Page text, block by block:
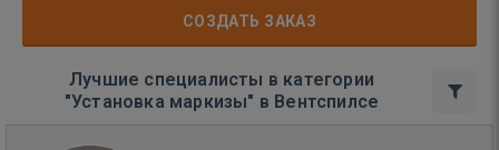
СОЗДАТЬ ЗАКАЗ
Лучшие специалисты в категории
"Установка маркизы" в Вентспилсе